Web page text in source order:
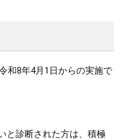
和8年4月1日からの実施で
と診断された方は、積極